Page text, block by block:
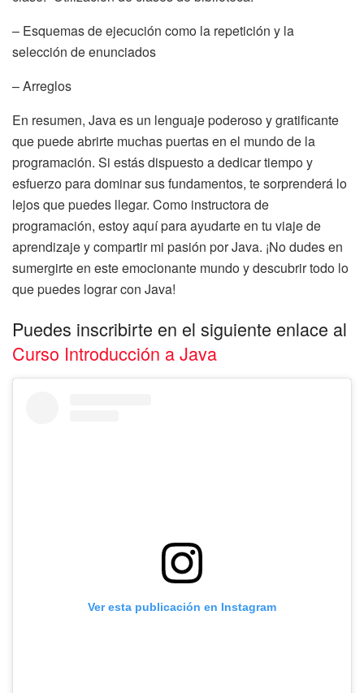
– Esquemas de ejecución como la repetición y la
selección de enunciados
– Arreglos
En resumen, Java es un lenguaje poderoso y gratificante
que puede abrirte muchas puertas en el mundo de la
programación. Si estás dispuesto a dedicar tiempo y
esfuerzo para dominar sus fundamentos, te sorprenderá lo
lejos que puedes llegar. Como instructora de
programación, estoy aquí para ayudarte en tu viaje de
aprendizaje y compartir mi pasión por Java. ¡No dudes en
sumergirte en este emocionante mundo y descubrir todo lo
que puedes lograr con Java!
Puedes inscribirte en el siguiente enlace al
Curso Introducción a Java
Ver esta publicación en Instagram